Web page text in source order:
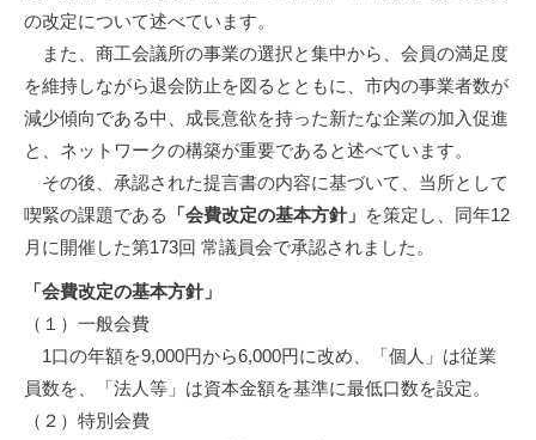
の改定について述べています。
また、商工会議所の事業の選択と集中から、会員の満足度
を維持しながら退会防止を図るとともに、市内の事業者数が
減少傾向である中、成長意欲を持った新たな企業の加入促進
と、ネットワークの構築が重要であると述べています。
その後、承認された提言書の内容に基づいて、当所として
喫緊の課題である
「会費改定の基本方針」 を策定し、同年12
月に開催した第173回 常議員会で承認されました。
「会費改定の基本方針」
（１）一般会費
1口の年額を9,000円から6,000円に改め、「個人」は従業
員数を、「法人等」は資本金額を基準に最低口数を設定。
（２）特別会費